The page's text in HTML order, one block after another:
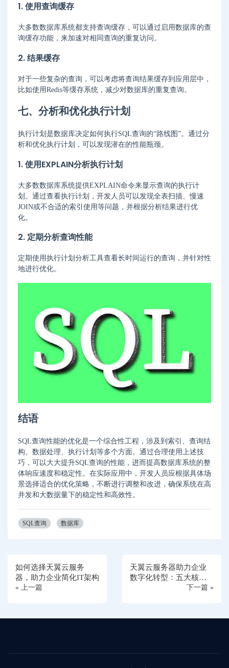
1. 使用查询缓存
大多数数据库系统都支持查询缓存，可以通过启用数据库的查
询缓存功能，来加速对相同查询的重复访问。
2. 结果缓存
对于一些复杂的查询，可以考虑将查询结果缓存到应用层中，
比如使用Redis等缓存系统，减少对数据库的重复查询。
七、分析和优化执行计划
执行计划是数据库决定如何执行SQL查询的“路线图”。通过分
析和优化执行计划，可以发现潜在的性能瓶颈。
1. 使用EXPLAIN分析执行计划
大多数数据库系统提供EXPLAIN命令来显示查询的执行计
划。通过查看执行计划，开发人员可以发现全表扫描、慢速
JOIN或不合适的索引使用等问题，并根据分析结果进行优
化。
2. 定期分析查询性能
定期使用执行计划分析工具查看长时间运行的查询，并针对性
地进行优化。
结语
SQL查询性能的优化是一个综合性工程，涉及到索引、查询结
构、数据处理、执行计划等多个方面。通过合理使用上述技
巧，可以大大提升SQL查询的性能，进而提高数据库系统的整
体响应速度和稳定性。在实际应用中，开发人员应根据具体场
景选择适合的优化策略，不断进行调整和改进，确保系统在高
并发和大数据量下的稳定性和高效性。
SQL查询 数据库
如何选择天翼云服务
器，助力企业简化IT架构
« 上一篇
天翼云服务器助力企业
数字化转型：五大核心
下一篇 »